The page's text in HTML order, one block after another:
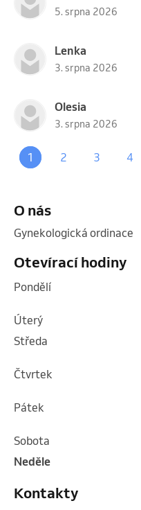
5. srpna 2026
Lenka
3. srpna 2026
Olesia
3. srpna 2026
1 2 3 4
O nás
Gynekologická ordinace
Otevírací hodiny
pondělí
úterý
středa
čtvrtek
pátek
sobota
neděle
Kontakty